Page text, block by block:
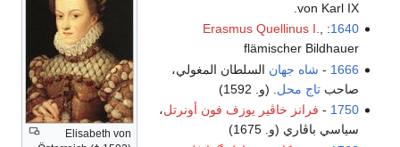
Elisabeth von
von Karl IX.
1640
:
Erasmus Quellinus I.,
flämischer Bildhauer
1666
- شاه جهان السلطان المغولي،
صاحبتاج محل . (و. 1592)
1750
- فرانز خاڤير يوزف فون أونرتل،
سياسي باڤاري (و. 1675)